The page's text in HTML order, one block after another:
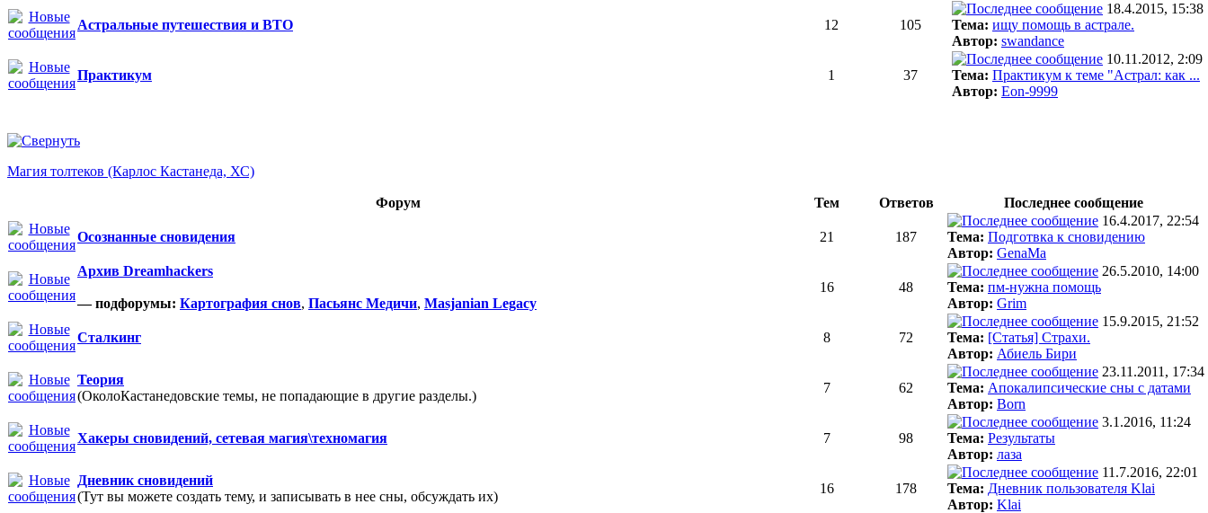
Астральные путешествия и ВТО 12 105
18.4.2015, 15:38
Тема: ищу помощь в астрале.
Автор: swandance
Практикум 1 37
10.11.2012, 2:09
Тема: Практикум к теме "Астрал: как ...
Автор: Eon-9999
Магия толтеков (Карлос Кастанеда, ХС)
Форум Тем Ответов Последнее сообщение
Осознанные сновидения 21 187
16.4.2017, 22:54
Тема: Подготвка к сновидению
Автор: GenaMa
Архив Dreamhackers
— подфорумы: Картография снов, Пасьянс Медичи, Masjanian Legacy
16 48
26.5.2010, 14:00
Тема: пм-нужна помощь
Автор: Grim
Сталкинг 8 72
15.9.2015, 21:52
Тема: [Статья] Страхи.
Автор: Абиель Бири
Теория
(ОколоКастанедовские темы, не попадающие в другие разделы.)
7 62
23.11.2011, 17:34
Тема: Апокалипсические сны с датами
Автор: Born
Хакеры сновидений, сетевая магия\техномагия 7 98
3.1.2016, 11:24
Тема: Результаты
Автор: лаза
Дневник сновидений
(Тут вы можете создать тему, и записывать в нее сны, обсуждать их)
16 178
11.7.2016, 22:01
Тема: Дневник пользователя Klai
Автор: Klai